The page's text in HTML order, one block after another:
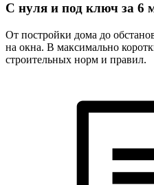
С нуля и под ключ за 6
От постройки дома до
на окна. В максимально
строительных норм и правил.